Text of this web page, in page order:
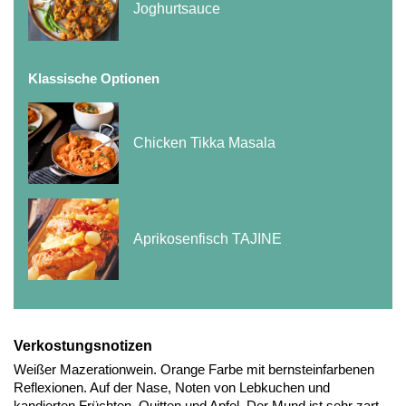
Joghurtsauce
Klassische Optionen
Chicken Tikka Masala
Aprikosenfisch TAJINE
Verkostungsnotizen
Weißer Mazerationwein. Orange Farbe mit bernsteinfarbenen
Reflexionen. Auf der Nase, Noten von Lebkuchen und